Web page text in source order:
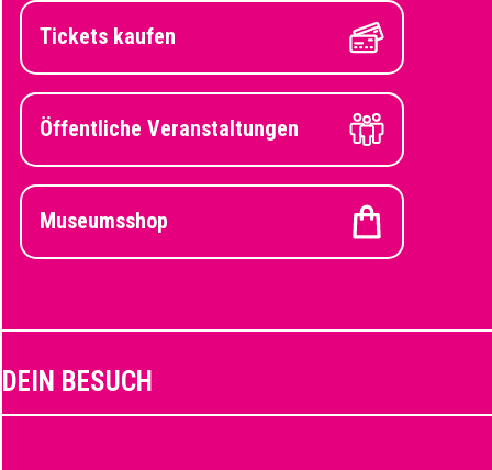
Tickets kaufen
Öffentliche Veranstaltungen
Museumsshop
DEIN BESUCH